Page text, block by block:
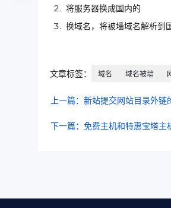
将服务器换成国内的
换域名，将被墙域名解析到
文章标签： 域名 域名被墙
上一篇：新站提交网站目录外链
下一篇：免费主机和特惠宝塔主